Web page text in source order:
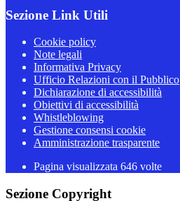
Sezione Link Utili
Cookie policy
Note legali
Informativa Privacy
Ufficio Relazioni con il Pubblico
Dichiarazione di accessibilità
Obiettivi di accessibilità
Whistleblowing
Gestione consensi cookie
Amministrazione trasparente
Pagina visualizzata 646 volte
Sezione Copyright